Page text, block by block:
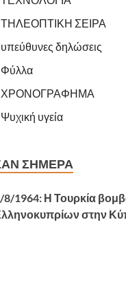
ΤΗΛΕΟΠΤΙΚΗ ΣΕΙΡΑ
υπεύθυνες δηλώσεις
Φύλλα
ΧΡΟΝΟΓΡΑΦΗΜΑ
Ψυχική υγεία
ΣΉΜΕΡΑ
8/1964: Η Τουρκία
στην